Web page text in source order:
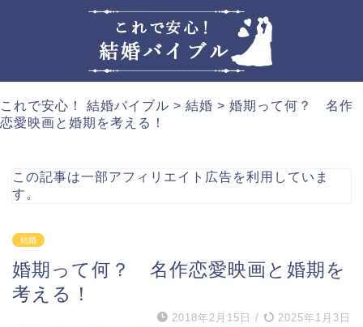
これで安心！ 結婚バイブル > 結婚 > 婚期って何？ 名作
恋愛映画と婚期を考える！
この記事は一部アフィリエイト広告を利用していま
す。
結婚
婚期って何？ 名作恋愛映画と婚期を
考える！
2018年2月15日 / 2025年1月3日